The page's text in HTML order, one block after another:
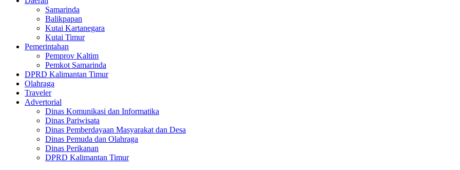
Samarinda
Balikpapan
Kutai Kartanegara
Kutai Timur
Pemerintahan
Pemprov Kaltim
Pemkot Samarinda
DPRD Kalimantan Timur
Olahraga
Traveler
Advertorial
Dinas Komunikasi dan Informatika
Dinas Pariwisata
Dinas Pemberdayaan Masyarakat dan Desa
Dinas Pemuda dan Olahraga
Dinas Perikanan
DPRD Kalimantan Timur